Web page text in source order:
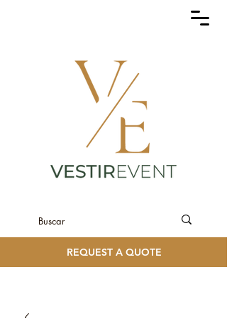
REQUEST A QUOTE